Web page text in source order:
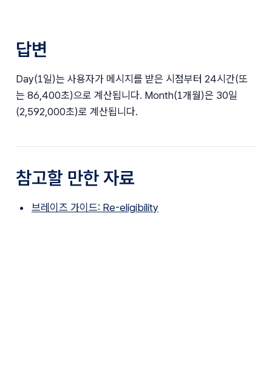
답변
Day(1일)는 사용자가 메시지를 받은 시점부터 24시간(또
는 86,400초)으로 계산됩니다. Month(1개월)은 30일
(2,592,000초)로 계산됩니다.
참고할 만한 자료
브레이즈 가이드: Re-eligibility